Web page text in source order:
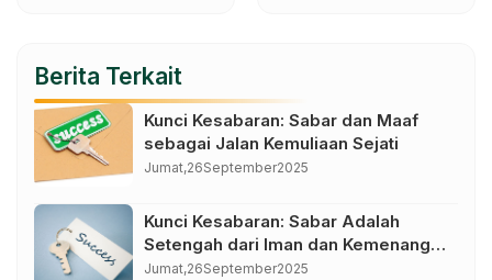
Berita Terkait
Kunci Kesabaran: Sabar dan Maaf
sebagai Jalan Kemuliaan Sejati
Jumat,26September2025
Kunci Kesabaran: Sabar Adalah
Setengah dari Iman dan Kemenangan
dalam Kendali Diri
Jumat,26September2025